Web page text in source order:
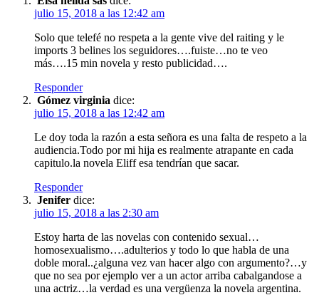
julio 15, 2018 a las 12:42 am
Solo que telefé no respeta a la gente vive del raiting y le
imports 3 belines los seguidores….fuiste…no te veo
más….15 min novela y resto publicidad….
Responder
Gómez virginia dice:
julio 15, 2018 a las 12:42 am
Le doy toda la razón a esta señora es una falta de respeto a la
audiencia.Todo por mi hija es realmente atrapante en cada
capitulo.la novela Eliff esa tendrían que sacar.
Responder
Jenifer dice:
julio 15, 2018 a las 2:30 am
Estoy harta de las novelas con contenido sexual…
homosexualismo….adulterios y todo lo que habla de una
doble moral..¿alguna vez van hacer algo con argumento?…y
que no sea por ejemplo ver a un actor arriba cabalgandose a
una actriz…la verdad es una vergüenza la novela argentina.